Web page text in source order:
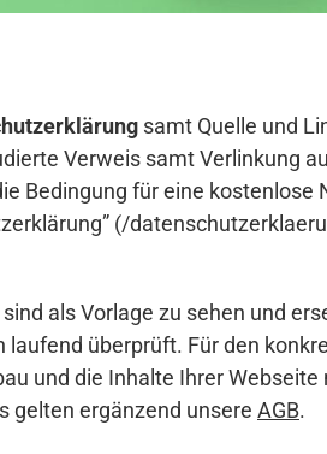
samt Quelle und
Verweis samt Verlinkung
Bedingung für eine
(/
als Vorlage zu sehen und
überprüft. Für den
und die Inhalte Ihrer
gelten ergänzend unsere AGB.